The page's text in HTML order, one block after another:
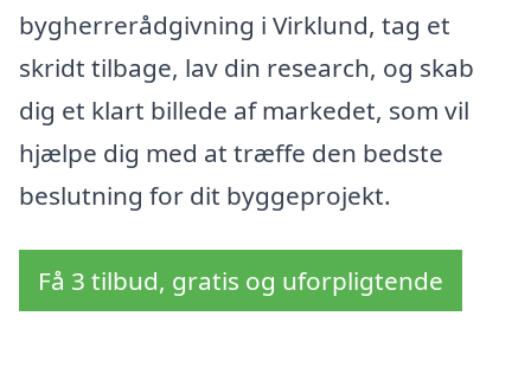
bygherrerådgivning i Virklund, tag et
skridt tilbage, lav din research, og skab
dig et klart billede af markedet, som vil
hjælpe dig med at træffe den bedste
beslutning for dit byggeprojekt.
Få 3 tilbud, gratis og uforpligtende